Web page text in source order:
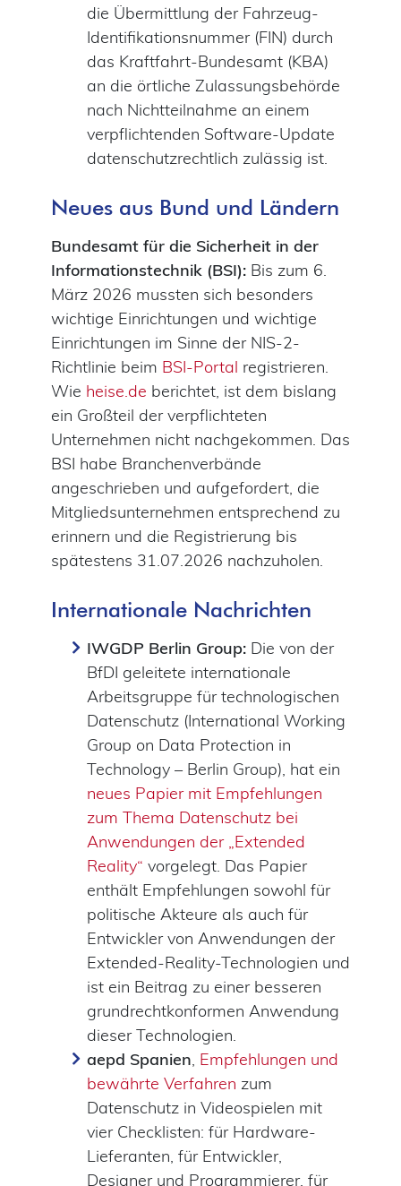
die Übermittlung der Fahrzeug-
Identifikationsnummer (FIN) durch
das Kraftfahrt-Bundesamt (KBA)
an die örtliche Zulassungsbehörde
nach Nichtteilnahme an einem
verpflichtenden Software-Update
datenschutzrechtlich zulässig ist.
Neues aus Bund und Ländern
Bundesamt für die Sicherheit in der
Informationstechnik (BSI): Bis zum 6.
März 2026 mussten sich besonders
wichtige Einrichtungen und wichtige
Einrichtungen im Sinne der NIS-2-
Richtlinie beim BSI-Portal registrieren.
Wie heise.de berichtet, ist dem bislang
ein Großteil der verpflichteten
Unternehmen nicht nachgekommen. Das
BSI habe Branchenverbände
angeschrieben und aufgefordert, die
Mitgliedsunternehmen entsprechend zu
erinnern und die Registrierung bis
spätestens 31.07.2026 nachzuholen.
Internationale Nachrichten
IWGDP Berlin Group: Die von der
BfDI geleitete internationale
Arbeitsgruppe für technologischen
Datenschutz (International Working
Group on Data Protection in
Technology – Berlin Group), hat ein
neues Papier mit Empfehlungen
zum Thema Datenschutz bei
Anwendungen der „Extended
Reality“ vorgelegt. Das Papier
enthält Empfehlungen sowohl für
politische Akteure als auch für
Entwickler von Anwendungen der
Extended-Reality-Technologien und
ist ein Beitrag zu einer besseren
grundrechtkonformen Anwendung
dieser Technologien.
aepd Spanien, Empfehlungen und
bewährte Verfahren zum
Datenschutz in Videospielen mit
vier Checklisten: für Hardware-
Lieferanten, für Entwickler,
Designer und Programmierer, für